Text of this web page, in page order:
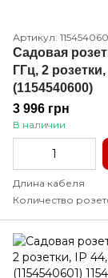
Артикул:
Садовая
ГГц, 2
(1154540600)
3 996 грн
В наличии
Длина кабеля
Количество